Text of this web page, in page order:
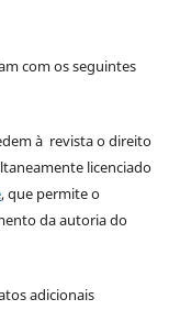
com os seguintes
à revista o direito
licenciado
, que permite o
da autoria do
adicionais